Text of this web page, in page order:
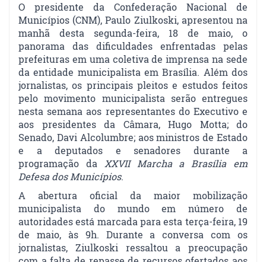
O presidente da Confederação Nacional de
Municípios (CNM), Paulo Ziulkoski, apresentou na
manhã desta segunda-feira, 18 de maio, o
panorama das dificuldades enfrentadas pelas
prefeituras em uma coletiva de imprensa na sede
da entidade municipalista em Brasília. Além dos
jornalistas, os principais pleitos e estudos feitos
pelo movimento municipalista serão entregues
nesta semana aos representantes do Executivo e
aos presidentes da Câmara, Hugo Motta; do
Senado, Davi Alcolumbre; aos ministros de Estado
e a deputados e senadores durante a
programação da XXVII Marcha a Brasília em
Defesa dos Municípios.
A abertura oficial da maior mobilização
municipalista do mundo em número de
autoridades está marcada para esta terça-feira, 19
de maio, às 9h. Durante a conversa com os
jornalistas, Ziulkoski ressaltou a preocupação